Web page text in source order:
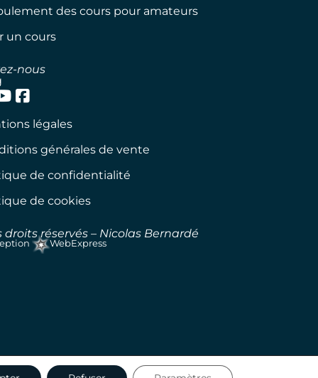
des cours pour amateurs
un cours
nous
légales
générales de vente
de confidentialité
de cookies
droits réservés – Nicolas Bernardé
WebExpress